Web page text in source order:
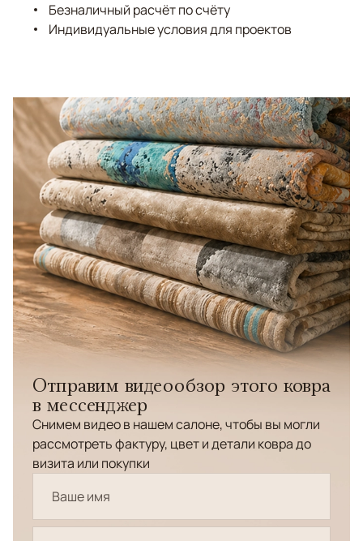
Безналичный расчёт по счёту
Индивидуальные условия для проектов
Отправим видеообзор этого ковра
в мессенджер
Снимем видео в нашем салоне, чтобы вы могли
рассмотреть фактуру, цвет и детали ковра до
визита или покупки